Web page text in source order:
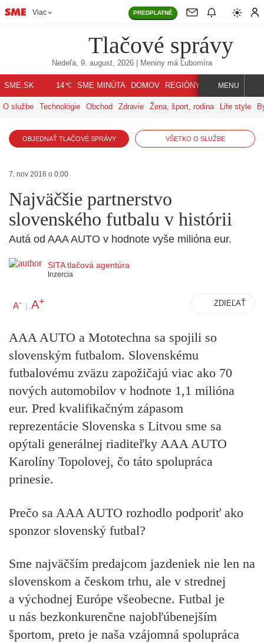
Viac PREDPLATNÉ
Tlačové správy
Nedeľa, 9. august, 2026 | Meniny má Ľubomíra
SME.SK 14℃ SME MINÚTA DOMOV REGIÓNY INDEX SVET
MENU
O službe Technológie Obchod Zdravie Žena, šport, rodina Life style
OBJEDNAŤ TLAČOVÉ SPRÁVY VŠETKO O SLUŽBE
7. nov 2016 o 0:00
Najväčšie partnerstvo
slovenského futbalu v histórii
Autá od AAA AUTO v hodnote vyše milióna eur.
SITA tlačová agentúra
Inzercia
A- | A+ ZDIEĽAŤ
AAA AUTO a Mototechna sa spojili so
slovenským futbalom. Slovenskému
futbalovému zväzu zapožičajú viac ako 70
nových automobilov v hodnote 1,1 milióna
eur. Pred kvalifikačným zápasom
reprezentácie Slovenska s Litvou sme sa
opýtali generálnej riaditeľky AAA AUTO
Karolíny Topolovej, čo táto spolupráca
prinesie.
Prečo sa AAA AUTO rozhodlo podporiť ako
sponzor slovenský futbal?
Sme najväčším predajcom jazdeniek nie len na
slovenskom a českom trhu, ale v strednej
a východnej Európe všeobecne. Futbal je
u nás bezkonkurenčne najobľúbenejším
športom, preto je naša vzájomná spolupráca